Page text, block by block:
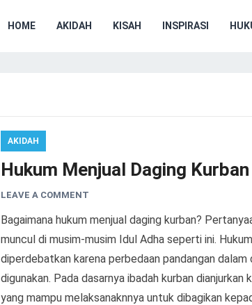
HOME AKIDAH KISAH INSPIRASI
AKIDAH
Hukum Menjual Daging Kurban
LEAVE A COMMENT
Bagaimana hukum menjual daging kurban?
muncul di musim-musim Idul Adha seperti ini.
diperdebatkan karena perbedaan pandangan dalam
digunakan. Pada dasarnya ibadah kurban dianjurkan
yang mampu melaksanaknnya untuk dibagikan